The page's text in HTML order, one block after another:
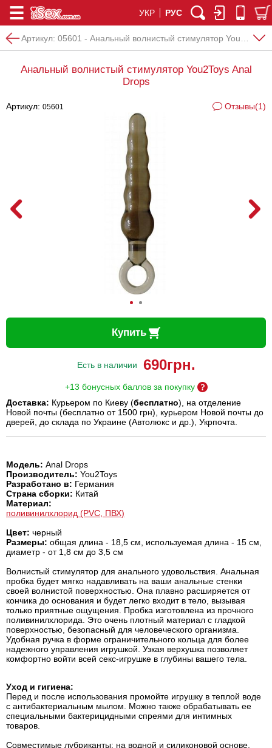
УКР РУС
Артикул: 05601 - Анальный волнистый стимулятор You2Toys Anal Drops
Анальный волнистый стимулятор You2Toys Anal
Drops
Артикул: 05601 Отзывы(1)
Купить
Есть в наличии 690грн.
+13 бонусных баллов за покупку
Доставка: Курьером по Киеву (бесплатно), на отделение
Новой почты (бесплатно от 1500 грн), курьером Новой почты до
дверей, до склада по Украине (Автолюкс и др.), Укрпочта.
Модель: Anal Drops
Производитель: You2Toys
Разработано в: Германия
Страна сборки: Китай
Материал:
поливинилхлорид (PVC, ПВХ)
Цвет: черный
Размеры: общая длина - 18,5 см, используемая длина - 15 см,
диаметр - от 1,8 см до 3,5 см
Волнистый стимулятор для анального удовольствия. Анальная
пробка будет мягко надавливать на ваши анальные стенки
своей волнистой поверхностью. Она плавно расширяется от
кончика до основания и будет легко входит в тело, вызывая
только приятные ощущения. Пробка изготовлена из прочного
поливинилхлорида. Это очень плотный материал с гладкой
поверхностью, безопасный для человеческого организма.
Удобная ручка в форме ограничительного кольца для более
надежного управления игрушкой. Узкая верхушка позволяет
комфортно войти всей секс-игрушке в глубины вашего тела.
Уход и гигиена:
Перед и после использования промойте игрушку в теплой воде
с антибактериальным мылом. Можно также обрабатывать ее
специальными бактерицидными спреями для интимных
товаров.
Совместимые лубриканты: на водной и силиконовой основе.